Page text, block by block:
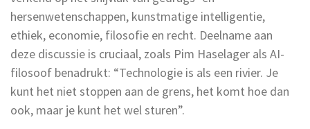
hersenwetenschappen, kunstmatige intelligentie,
ethiek, economie, filosofie en recht. Deelname aan
deze discussie is cruciaal, zoals Pim Haselager als AI-
filosoof benadrukt: “Technologie is als een rivier. Je
kunt het niet stoppen aan de grens, het komt hoe dan
ook, maar je kunt het wel sturen”.